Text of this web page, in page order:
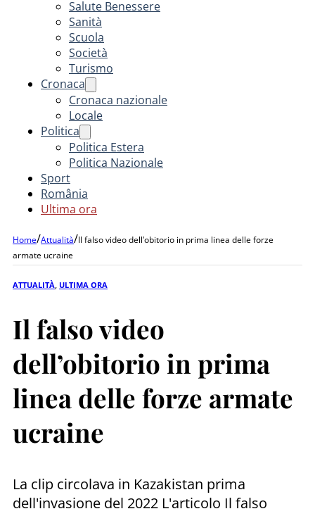
Salute Benessere
Sanità
Scuola
Società
Turismo
Cronaca
Cronaca nazionale
Locale
Politica
Politica Estera
Politica Nazionale
Sport
România
Ultima ora
Home/Attualità/Il falso video dell’obitorio in prima linea delle forze
armate ucraine
ATTUALITÀ ULTIMA ORA
Il falso video
dell’obitorio in prima
linea delle forze armate
ucraine
La clip circolava in Kazakistan prima
dell'invasione del 2022 L'articolo Il falso